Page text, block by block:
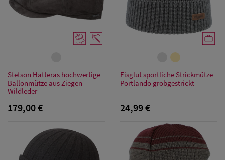
Sonnenschilder
Snapback Caps
Stetson Hatteras hochwertige
Ballonmütze aus Ziegen-
Wildleder
179,00 €
Eisglut sportliche Strickmütze
Portlando grobgestrickt
24,99 €